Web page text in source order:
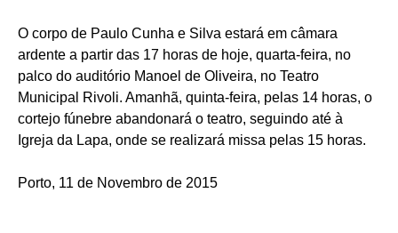
O corpo de Paulo Cunha e Silva estará em câmara
ardente a partir das 17 horas de hoje, quarta-feira, no
palco do auditório Manoel de Oliveira, no Teatro
Municipal Rivoli. Amanhã, quinta-feira, pelas 14 horas, o
cortejo fúnebre abandonará o teatro, seguindo até à
Igreja da Lapa, onde se realizará missa pelas 15 horas.
Porto, 11 de Novembro de 2015